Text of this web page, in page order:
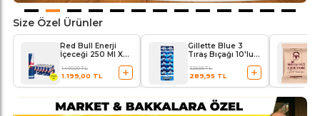
Size Özel Ürünler
Red Bull Enerji
İçeceği 250 Ml X
1.400,00 TL
1.199,00 TL
Gillette Blue 3
Tıraş Bıçağı 10'lu
Plus
329,95 TL
289,95 TL